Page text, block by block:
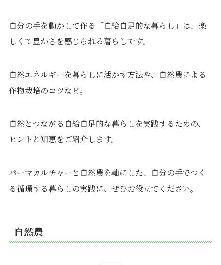
自分の手を動かして作る「自給自足的な暮らし」 は、楽
しくて豊かさを感じられる暮らしです。
自然エネルギーを暮らしに活かす方法や、自然農による
作物栽培のコツなど。
自然とつながる自給自足的な暮らしを実践するための、
ヒントと知恵をご紹介します。
パーマカルチャーと自然農を軸にした、自分の手でつく
る循環する暮らしの実践に、ぜひお役立てください。
自然農